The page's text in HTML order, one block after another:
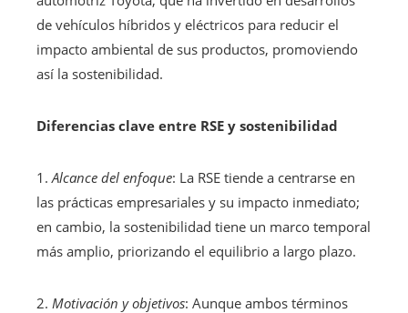
de vehículos híbridos y eléctricos para reducir el
impacto ambiental de sus productos, promoviendo
así la sostenibilidad.
Diferencias clave entre RSE y sostenibilidad
1. Alcance del enfoque: La RSE tiende a centrarse en
las prácticas empresariales y su impacto inmediato;
en cambio, la sostenibilidad tiene un marco temporal
más amplio, priorizando el equilibrio a largo plazo.
2. Motivación y objetivos: Aunque ambos términos